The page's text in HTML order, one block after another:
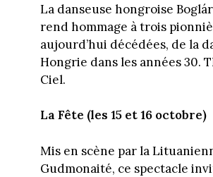
La danseuse hongroise
rend hommage à trois
aujourd’hui décédées, de la
Hongrie dans les années 30.
Ciel.
La Fête (les 15 et 16 octobre)
Mis en scène par la
Gudmonaité, ce spectacle